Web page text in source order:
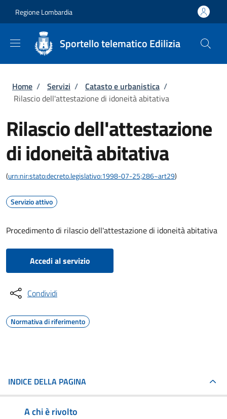
Regione Lombardia
Sportello telematico Edilizia
Briciole di pane
Home / Servizi / Catasto e urbanistica /
Rilascio dell'attestazione di idoneità abitativa
Rilascio dell'attestazione
di idoneità abitativa
(urn:nir:stato:decreto.legislativo:1998-07-25;286~art29)
Servizio attivo
Procedimento di rilascio dell'attestazione di idoneità abitativa
Accedi al servizio
Condividi
Normativa di riferimento
INDICE DELLA PAGINA
A chi è rivolto